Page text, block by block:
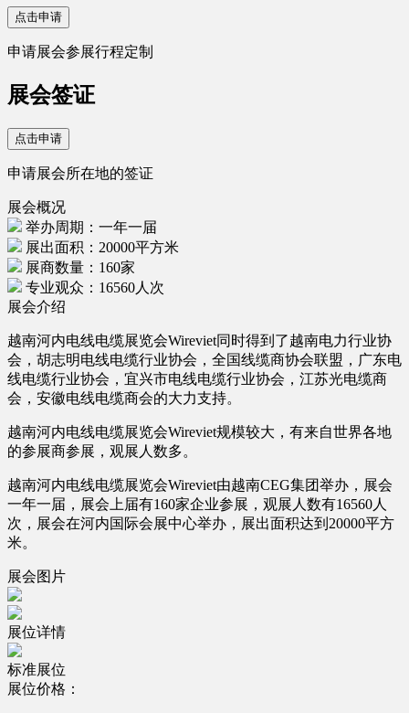
点击申请
申请展会参展行程定制
展会签证
点击申请
申请展会所在地的签证
展会概况
举办周期：一年一届
展出面积：20000平方米
展商数量：160家
专业观众：16560人次
展会介绍
越南河内电线电缆展览会Wireviet同时得到了越南电力行业协
会，胡志明电线电缆行业协会，全国线缆商协会联盟，广东电
线电缆行业协会，宜兴市电线电缆行业协会，江苏光电缆商
会，安徽电线电缆商会的大力支持。
越南河内电线电缆展览会Wireviet规模较大，有来自世界各地
的参展商参展，观展人数多。
越南河内电线电缆展览会Wireviet由越南CEG集团举办，展会
一年一届，展会上届有160家企业参展，观展人数有16560人
次，展会在河内国际会展中心举办，展出面积达到20000平方
米。
展会图片
展位详情
标准展位
展位价格：